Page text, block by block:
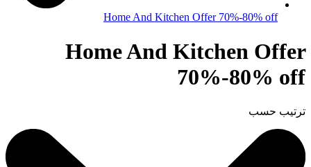
Home And Kitchen Offer 70%-80% off
Home And Kitchen Offer
70%-80% off
ترتيب حسب